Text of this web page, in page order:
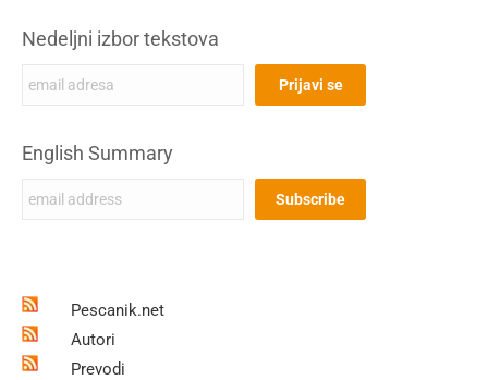
Nedeljni izbor tekstova
English Summary
Pescanik.net
Autori
Prevodi